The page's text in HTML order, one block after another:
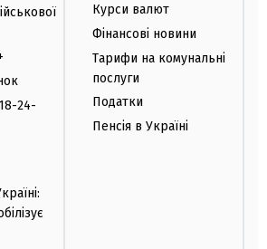
24-
Курси валют
Фінансові новини
Тарифи на комунальні
послуги
Податки
Пенсія в Україні